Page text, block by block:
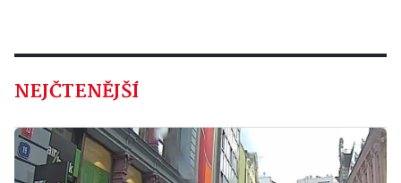
NEJČTENĚJŠÍ